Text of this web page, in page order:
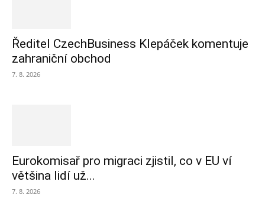
Ředitel CzechBusiness Klepáček komentuje
zahraniční obchod
7. 8. 2026
Eurokomisař pro migraci zjistil, co v EU ví
většina lidí už...
7. 8. 2026